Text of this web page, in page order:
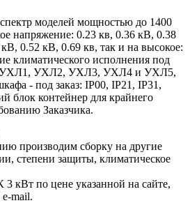
моделей мощностью до 1400
напряжение: 0.23 кв, 0.36 кВ, 0.38
0.52 кВ, 0.69 кв, так и на высокое:
климатического исполнения под
УХЛ1, УХЛ2, УХЛ3, УХЛ4 и УХЛ5,
- под заказ: IP00, IP21, IP31,
блок контейнер для крайнего
Заказчика.
производим сборку на другие
степени защиты, климатическое
3 кВт по цене указанной на сайте,
mail.